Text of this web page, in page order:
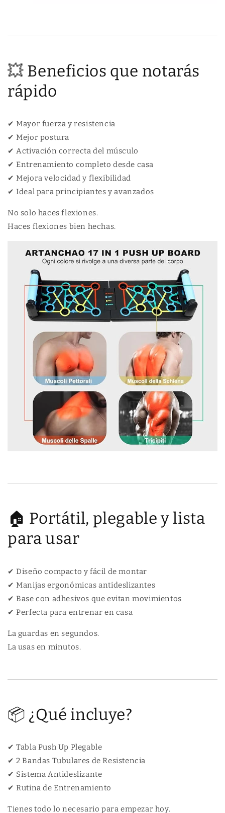
💥 Beneficios que notarás
rápido
✔ Mayor fuerza y resistencia
✔ Mejor postura
✔ Activación correcta del músculo
✔ Entrenamiento completo desde casa
✔ Mejora velocidad y flexibilidad
✔ Ideal para principiantes y avanzados
No solo haces flexiones.
Haces flexiones bien hechas.
🏠 Portátil, plegable y lista
para usar
✔ Diseño compacto y fácil de montar
✔ Manijas ergonómicas antideslizantes
✔ Base con adhesivos que evitan movimientos
✔ Perfecta para entrenar en casa
La guardas en segundos.
La usas en minutos.
📦 ¿Qué incluye?
✔ Tabla Push Up Plegable
✔ 2 Bandas Tubulares de Resistencia
✔ Sistema Antideslizante
✔ Rutina de Entrenamiento
Tienes todo lo necesario para empezar hoy.